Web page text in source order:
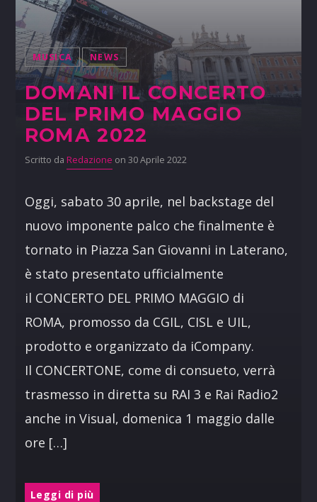
MUSICA NEWS
DOMANI IL CONCERTO
DEL PRIMO MAGGIO
ROMA 2022
Scritto da Redazione on 30 Aprile 2022
Oggi, sabato 30 aprile, nel backstage del
nuovo imponente palco che finalmente è
tornato in Piazza San Giovanni in Laterano,
è stato presentato ufficialmente
il CONCERTO DEL PRIMO MAGGIO di
ROMA, promosso da CGIL, CISL e UIL,
prodotto e organizzato da iCompany.
Il CONCERTONE, come di consueto, verrà
trasmesso in diretta su RAI 3 e Rai Radio2
anche in Visual, domenica 1 maggio dalle
ore […]
Leggi di più